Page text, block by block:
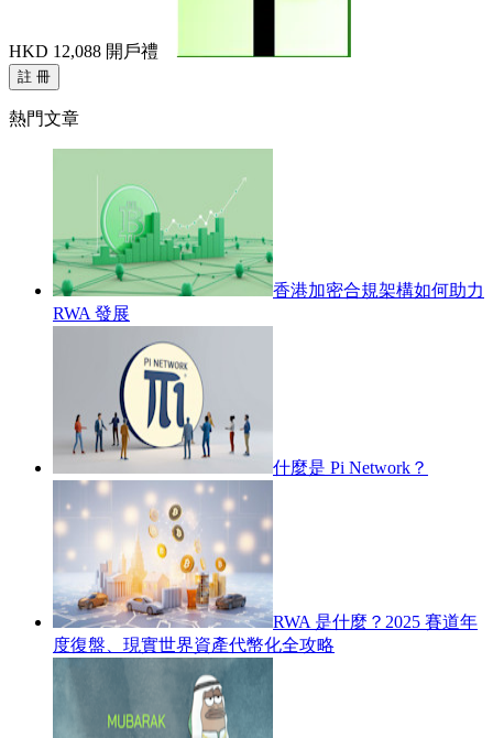
HKD 12,088 開戶禮
註 冊
熱門文章
香港加密合規架構如何助力
RWA 發展
什麼是 Pi Network？
RWA 是什麼？2025 賽道年
度復盤、現實世界資產代幣化全攻略